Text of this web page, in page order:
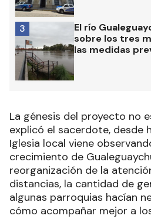
El río
sobre los tres
las medidas
3
La génesis del proyecto no
explicó el sacerdote, desde
Iglesia local viene
crecimiento de
reorganización de la
distancias, la cantidad de
algunas parroquias hacían
cómo acompañar mejor a